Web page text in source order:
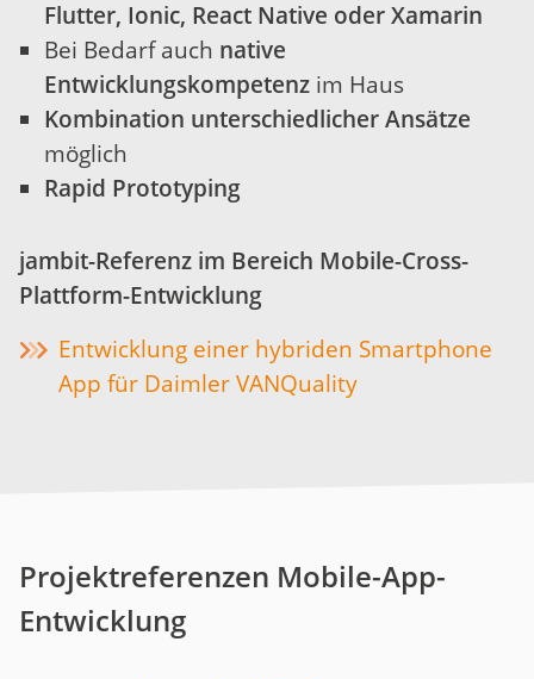
Flutter, Ionic, React Native oder Xamarin
Bei Bedarf auch native
Entwicklungskompetenz im Haus
Kombination unterschiedlicher Ansätze
möglich
Rapid Prototyping
jambit-Referenz im Bereich Mobile-Cross-
Plattform-Entwicklung
Entwicklung einer hybriden Smartphone
App für Daimler VANQuality
Projektreferenzen Mobile-App-
Entwicklung